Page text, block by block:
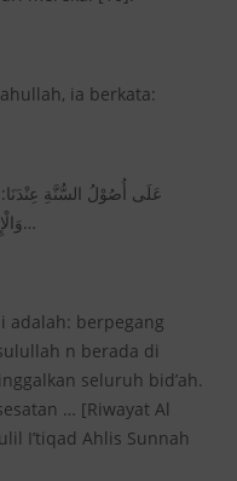
ia berkata:
عَلَى أُصُوْلُ السُّنَّةِ
وَالْإِقْتِدَاءُ بِهِمْ , وَ تَرْكُ الْبِدَعِ, وَ كُلُّ بِدْعّةٍ ضَلاَلَةٍ…
adalah: berpegang
n berada di
seluruh bid’ah.
… [Riwayat Al
I’tiqad Ahlis Sunnah